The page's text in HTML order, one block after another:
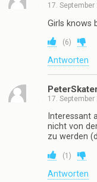
17. September
Girls knows
(6)
Antworten
17. September
Interessant
nicht von
zu werden
(1 )
Antworten